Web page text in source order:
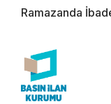
Ramazanda